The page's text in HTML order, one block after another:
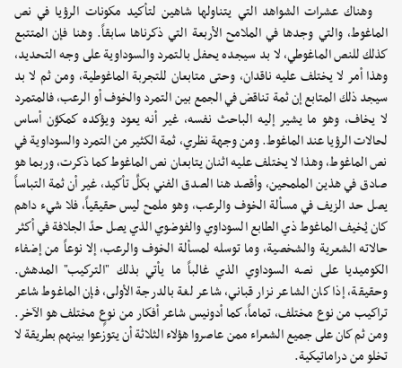
وهناك عشرات الشواهد التي يتناولها شاهين لتأكيد مكونات الرؤيا في نص
الماغوط، والتي وجدها في الملامح الأربعة التي ذكرناها سابقاً. وهنا فإن المتتبع
كذلك للنص الماغوطي، لا بد سيجده يحفل بالتمرد والسوداوية على وجه التحديد،
وهذا أمر لا يختلف عليه ناقدان، وحتى متابعان للتجربة الماغوطية، ومن ثم لا بد
سيجد ذلك المتابع إن ثمة تناقض في الجمع بين التمرد والخوف أو الرعب، فالمتمرد
لا يخاف، وهو ما يشير إليه الباحث نفسه، غير أنه يعود ويؤكده كمكوّن أساس
لحالات الرؤيا عند الماغوط. ومن وجهة نظري، ثمة الكثير من التمرد والسوداوية في
نص الماغوط، وهذا لا يختلف عليه اثنان يتابعان نص الماغوط كما ذكرت، وربما هو
صادق في هذين الملمحين، وأقصد هنا الصدق الفني بكلِّ تأكيد، غير أن ثمة التباساً
يصل حد الزيف في مسألة الخوف والرعب، وهو ملمح ليس حقيقياً، فلا شيء داهم
كان يُخيف الماغوط ذي الطابع السوداوي والفوضوي الذي يصل حدّ الجلافة في أكثر
حالاته الشعرية والشخصية، وما توسله لمسألة الخوف والرعب، إلا نوعاً من إضفاء
الكوميديا على نصه السوداوي الذي غالباً ما يأتي بذلك "التركيب" المدهش.
وحقيقة، إذا كان الشاعر نزار قباني، شاعر لغة بالدرجة الأولى، فإن الماغوط شاعر
تراكيب من نوع مختلف، تماماً، كما أدونيس شاعر أفكار من نوعٍ مختلف هو الآخر.
ومن ثم كان على جميع الشعراء ممن عاصروا هؤلاء الثلاثة أن يتوزعوا بينهم بطريقة لا
تخلو من دراماتيكية.